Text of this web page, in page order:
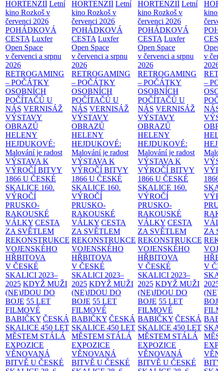
HORTENZIÍ Letní
kino Rozkoš v
červenci 2026
POHÁDKOVÁ
CESTA Luxfer
Open Space
v červenci a srpnu
2026
RETROGAMING
– POČÁTKY
OSOBNÍCH
POČÍTAČŮ U
NÁS VERNISÁŽ
VÝSTAVY
OBRAZŮ
HELENY
HEJDUKOVÉ:
Malování je radost
VÝSTAVA K
VÝROČÍ BITVY
1866 U ČESKÉ
SKALICE 160.
VÝROČÍ
PRUSKO-
RAKOUSKÉ
VÁLKY CESTA
ZA SVĚTLEM
REKONSTRUKCE
VOJENSKÉHO
HŘBITOVA
V ČESKÉ
SKALICI 2023–
2025 KDYŽ MUŽI
(NE)JDOU DO
BOJE 55 LET
FILMOVÉ
BABIČKY ČESKÁ
SKALICE 450 LET
MĚSTEM STÁLÁ
EXPOZICE
VĚNOVANÁ
BITVĚ U ČESKÉ
HORTENZIÍ Letní
kino Rozkoš v
červenci 2026
POHÁDKOVÁ
CESTA Luxfer
Open Space
v červenci a srpnu
2026
RETROGAMING
– POČÁTKY
OSOBNÍCH
POČÍTAČŮ U
NÁS VERNISÁŽ
VÝSTAVY
OBRAZŮ
HELENY
HEJDUKOVÉ:
Malování je radost
VÝSTAVA K
VÝROČÍ BITVY
1866 U ČESKÉ
SKALICE 160.
VÝROČÍ
PRUSKO-
RAKOUSKÉ
VÁLKY CESTA
ZA SVĚTLEM
REKONSTRUKCE
VOJENSKÉHO
HŘBITOVA
V ČESKÉ
SKALICI 2023–
2025 KDYŽ MUŽI
(NE)JDOU DO
BOJE 55 LET
FILMOVÉ
BABIČKY ČESKÁ
SKALICE 450 LET
MĚSTEM STÁLÁ
EXPOZICE
VĚNOVANÁ
BITVĚ U ČESKÉ
HORTENZIÍ Letní
kino Rozkoš v
červenci 2026
POHÁDKOVÁ
CESTA Luxfer
Open Space
v červenci a srpnu
2026
RETROGAMING
– POČÁTKY
OSOBNÍCH
POČÍTAČŮ U
NÁS VERNISÁŽ
VÝSTAVY
OBRAZŮ
HELENY
HEJDUKOVÉ:
Malování je radost
VÝSTAVA K
VÝROČÍ BITVY
1866 U ČESKÉ
SKALICE 160.
VÝROČÍ
PRUSKO-
RAKOUSKÉ
VÁLKY CESTA
ZA SVĚTLEM
REKONSTRUKCE
VOJENSKÉHO
HŘBITOVA
V ČESKÉ
SKALICI 2023–
2025 KDYŽ MUŽI
(NE)JDOU DO
BOJE 55 LET
FILMOVÉ
BABIČKY ČESKÁ
SKALICE 450 LET
MĚSTEM STÁLÁ
EXPOZICE
VĚNOVANÁ
BITVĚ U ČESKÉ
v
–
ZA
V